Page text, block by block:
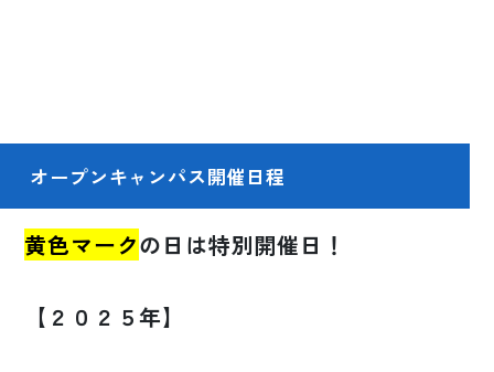
オープンキャンパス開催日程
黄色マークの日は特別開催日！
【２０２５年】